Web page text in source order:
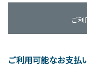
ご利
ご利用可能なお支払